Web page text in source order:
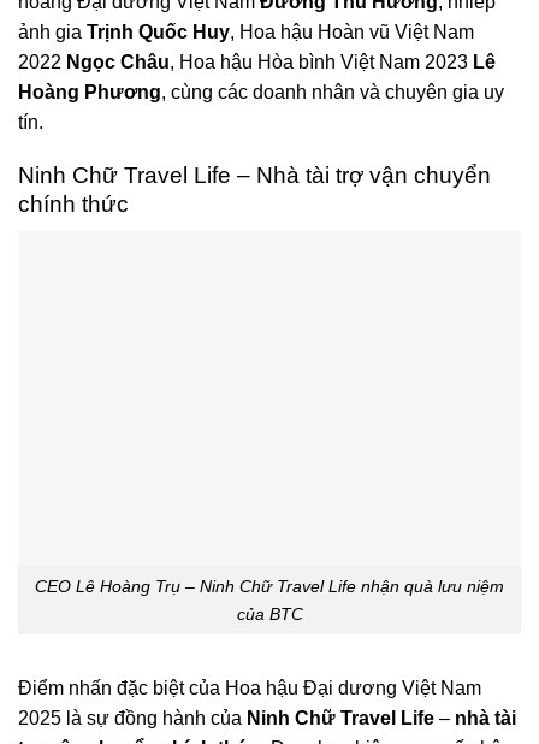
ảnh gia Trịnh Quốc Huy, Hoa hậu Hoàn vũ Việt Nam
2022 Ngọc Châu, Hoa hậu Hòa bình Việt Nam 2023 Lê
Hoàng Phương, cùng các doanh nhân và chuyên gia uy
tín.
Ninh Chữ Travel Life – Nhà tài trợ vận chuyển
chính thức
CEO Lê Hoàng Trụ – Ninh Chữ Travel Life nhận quà lưu niệm
của BTC
Điểm nhấn đặc biệt của Hoa hậu Đại dương Việt Nam
2025 là sự đồng hành của Ninh Chữ Travel Life – nhà tài